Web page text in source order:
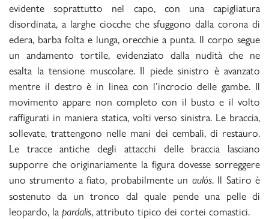
evidente soprattutto nel capo, con una capigliatura
disordinata, a larghe ciocche che sfuggono dalla corona di
edera, barba folta e lunga, orecchie a punta. Il corpo segue
un andamento tortile, evidenziato dalla nudità che ne
esalta la tensione muscolare. Il piede sinistro è avanzato
mentre il destro è in linea con l’incrocio delle gambe. Il
movimento appare non completo con il busto e il volto
raffigurati in maniera statica, volti verso sinistra. Le braccia,
sollevate, trattengono nelle mani dei cembali, di restauro.
Le tracce antiche degli attacchi delle braccia lasciano
supporre che originariamente la figura dovesse sorreggere
uno strumento a fiato, probabilmente un aulós. Il Satiro è
sostenuto da un tronco dal quale pende una pelle di
leopardo, la pardalis, attributo tipico dei cortei comastici.